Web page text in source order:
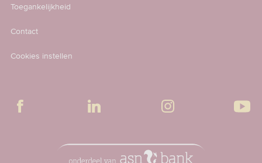
Toegankelijkheid
Contact
Cookies instellen